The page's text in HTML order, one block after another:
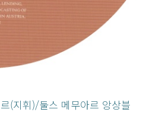
(지휘)/둘스 메무아르 앙상블